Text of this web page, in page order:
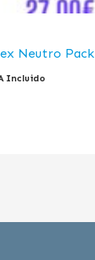
Neutro
Incluido